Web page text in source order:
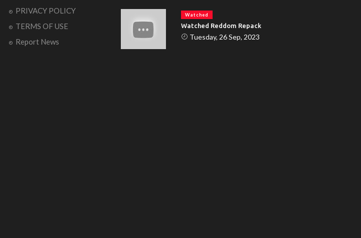
PRIVACY POLICY
TERMS OF USE
Report News
Watched
Watched Reddom Repack
Tuesday, 26 Sep, 2023